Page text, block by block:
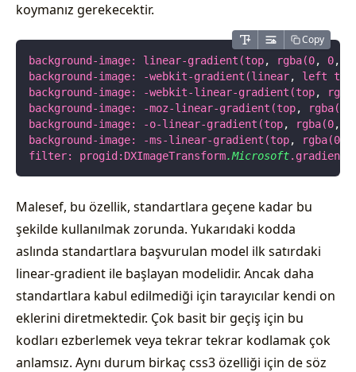
koymanız gerekecektir.
Copy
background-image: linear-gradient(top, rgba(0, 0,
background-image: -webkit-gradient(linear, left top
background-image: -webkit-linear-gradient(top,
background-image: -moz-linear-gradient(top, rgba(0
background-image: -o-linear-gradient(top, rgba(0,
background-image: -ms-linear-gradient(top, rgba(0
filter: progid:DXImageTransform.Microsoft
Malesef, bu özellik, standartlara geçene kadar bu
şekilde kullanılmak zorunda. Yukarıdaki kodda
aslında standartlara başvurulan model ilk satırdaki
linear-gradient ile başlayan modelidir. Ancak daha
standartlara kabul edilmediği için tarayıcılar kendi on
eklerini diretmektedir. Çok basit bir geçiş için bu
kodları ezberlemek veya tekrar tekrar kodlamak çok
anlamsız. Aynı durum birkaç css3 özelliği için de söz